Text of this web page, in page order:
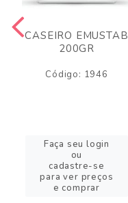
CASEIRO EMUSTAB
200GR
Código: 1946
Faça seu login
ou
cadastre-se
para ver preços
e comprar